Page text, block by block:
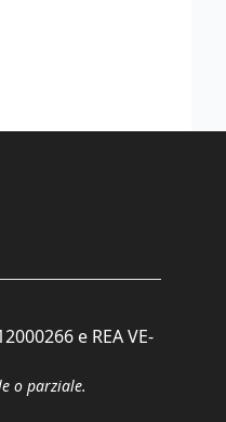
e REA VE-
o parziale.